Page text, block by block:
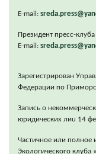
E-mail:
Президент пресс-
E-mail:
Зарегистрирован
Федерации по
Запись о
юридических лиu 14
Частичное или полное
Экологического клуба